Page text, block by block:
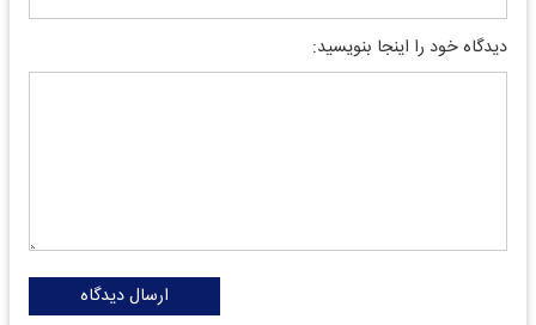
دیدگاه خود را اینجا بنویسید:
ارسال دیدگاه